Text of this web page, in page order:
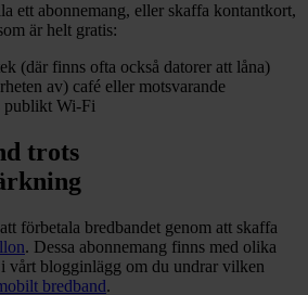
ett abonnemang, eller skaffa kontantkort,
är helt gratis:
(där finns ofta också datorer att låna)
av) café eller motsvarande
publikt Wi-Fi
trots
förbetala bredbandet genom att skaffa
. Dessa abonnemang finns med olika
vårt blogginlägg om du undrar vilken
bredband.